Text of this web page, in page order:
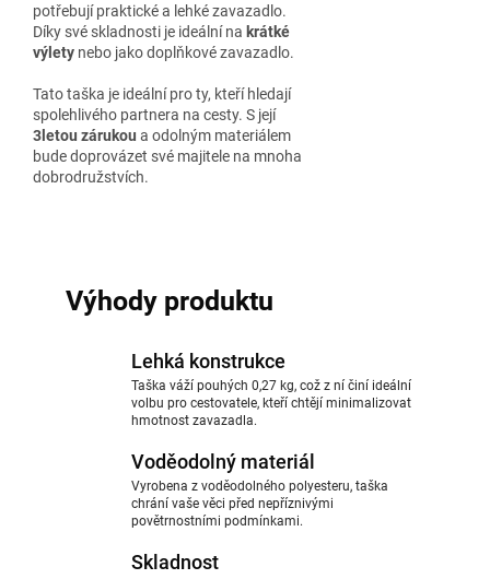
potřebují praktické a lehké zavazadlo.
Díky své skladnosti je ideální na krátké
výlety nebo jako doplňkové zavazadlo.
Tato taška je ideální pro ty, kteří hledají
spolehlivého partnera na cesty. S její
3letou zárukou a odolným materiálem
bude doprovázet své majitele na mnoha
dobrodružstvích.
Výhody produktu
Lehká konstrukce
Taška váží pouhých 0,27 kg, což z ní činí ideální
volbu pro cestovatele, kteří chtějí minimalizovat
hmotnost zavazadla.
Voděodolný materiál
Vyrobena z voděodolného polyesteru, taška
chrání vaše věci před nepříznivými
povětrnostními podmínkami.
Skladnost